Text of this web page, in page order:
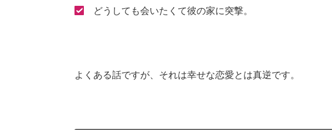
どうしても会いたくて彼の家に突撃。
よくある話ですが、それは幸せな恋愛とは真逆です。